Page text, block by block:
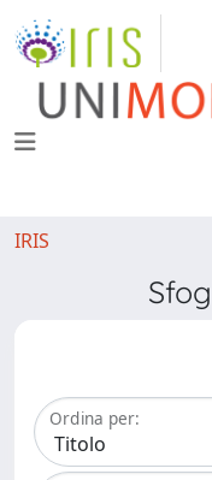
IRIS
Ordina per: